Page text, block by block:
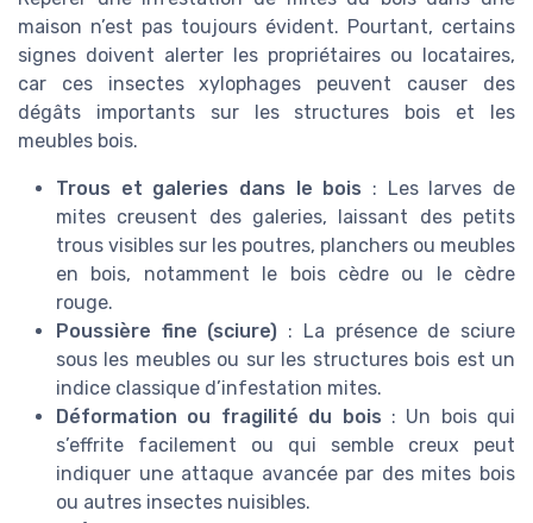
maison n’est pas toujours évident. Pourtant, certains
signes doivent alerter les propriétaires ou locataires,
car ces insectes xylophages peuvent causer des
dégâts importants sur les structures bois et les
meubles bois.
Trous et galeries dans le bois : Les larves de
mites creusent des galeries, laissant des petits
trous visibles sur les poutres, planchers ou meubles
en bois, notamment le bois cèdre ou le cèdre
rouge.
Poussière fine (sciure) : La présence de sciure
sous les meubles ou sur les structures bois est un
indice classique d’infestation mites.
Déformation ou fragilité du bois : Un bois qui
s’effrite facilement ou qui semble creux peut
indiquer une attaque avancée par des mites bois
ou autres insectes nuisibles.